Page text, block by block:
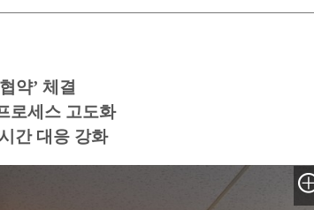
약’ 체결
로세스 고도화
간 대응 강화